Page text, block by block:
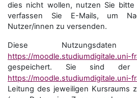
dies nicht wollen, nutzen Sie bitte
verfassen Sie E-Mails, um
Nutzer/innen zu versenden.
Diese
https://moodle.studiumdigitale.uni-
gespeichert. Sie sind der
https://moodle.studiumdigitale.uni-
Leitung des jeweiligen Kursraums